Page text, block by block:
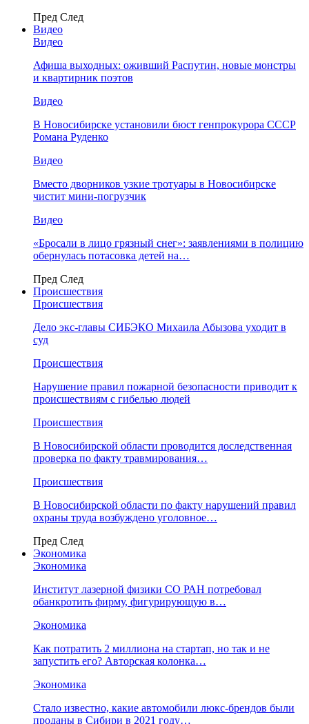
Пред След
Видео
Видео
Афиша выходных: оживший Распутин, новые монстры
и квартирник поэтов
Видео
В Новосибирске установили бюст генпрокурора СССР
Романа Руденко
Видео
Вместо дворников узкие тротуары в Новосибирске
чистит мини-погрузчик
Видео
«Бросали в лицо грязный снег»: заявлениями в полицию
обернулась потасовка детей на…
Пред След
Происшествия
Происшествия
Дело экс-главы СИБЭКО Михаила Абызова уходит в
суд
Происшествия
Нарушение правил пожарной безопасности приводит к
происшествиям с гибелью людей
Происшествия
В Новосибирской области проводится доследственная
проверка по факту травмирования…
Происшествия
В Новосибирской области по факту нарушений правил
охраны труда возбуждено уголовное…
Пред След
Экономика
Экономика
Институт лазерной физики СО РАН потребовал
обанкротить фирму, фигурирующую в…
Экономика
Как потратить 2 миллиона на стартап, но так и не
запустить его? Авторская колонка…
Экономика
Стало известно, какие автомобили люкс-брендов были
проданы в Сибири в 2021 году…